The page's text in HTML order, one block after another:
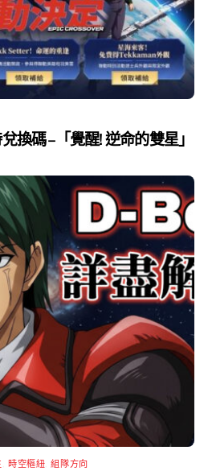
換碼 –「覺醒! 逆命的雙星」
時空樞紐 ,組隊方向